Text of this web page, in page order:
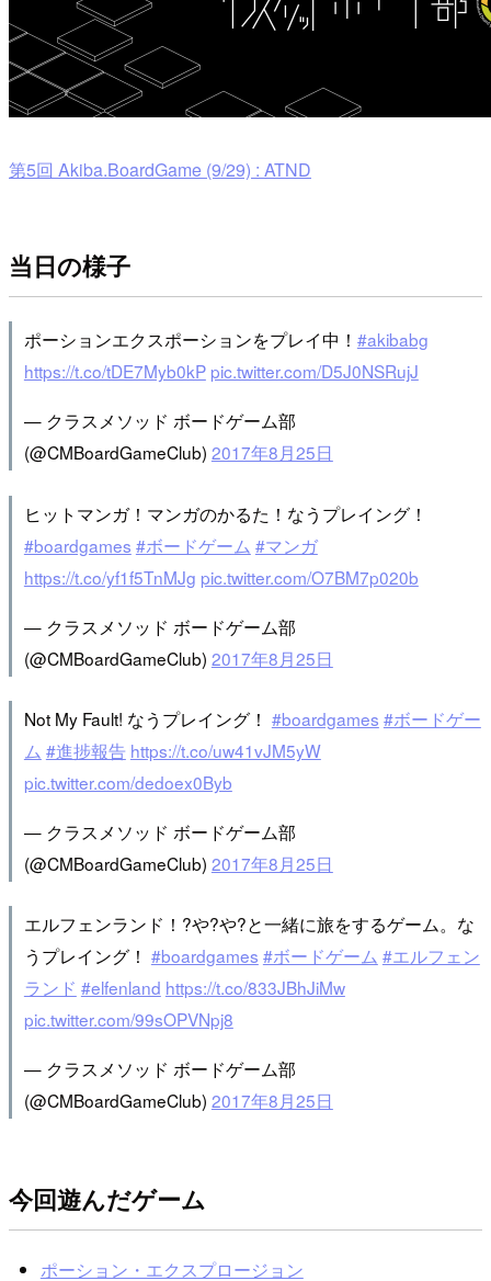
第5回 Akiba.BoardGame (9/29) : ATND
当日の様子
ポーションエクスポーションをプレイ中！ #akibabg
https://t.co/tDE7Myb0kP pic.twitter.com/D5J0NSRujJ
— クラスメソッド ボードゲーム部
(@CMBoardGameClub) 2017年8月25日
ヒットマンガ！マンガのかるた！なうプレイング！
#boardgames #ボードゲーム #マンガ
https://t.co/yf1f5TnMJg pic.twitter.com/O7BM7p020b
— クラスメソッド ボードゲーム部
(@CMBoardGameClub) 2017年8月25日
Not My Fault! なうプレイング！ #boardgames #ボードゲー
ム #進捗報告 https://t.co/uw41vJM5yW
pic.twitter.com/dedoex0Byb
— クラスメソッド ボードゲーム部
(@CMBoardGameClub) 2017年8月25日
エルフェンランド！?や?や?と一緒に旅をするゲーム。な
うプレイング！ #boardgames #ボードゲーム #エルフェン
ランド #elfenland https://t.co/833JBhJiMw
pic.twitter.com/99sOPVNpj8
— クラスメソッド ボードゲーム部
(@CMBoardGameClub) 2017年8月25日
今回遊んだゲーム
ポーション・エクスプロージョン